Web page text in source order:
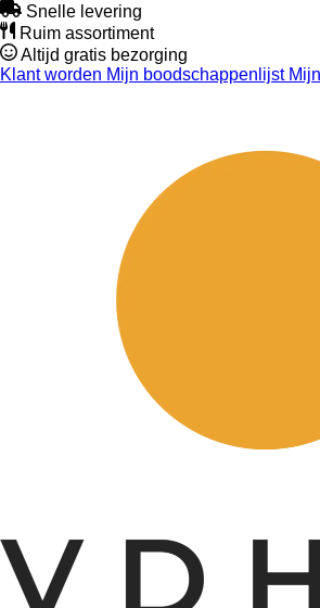
Snelle levering
Ruim assortiment
Altijd gratis bezorging
Klant worden Mijn boodschappenlijst